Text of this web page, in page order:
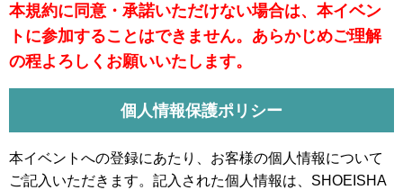
本規約に同意・承諾いただけない場合は、本イベン
トに参加することはできません。あらかじめご理解
の程よろしくお願いいたします。
個人情報保護ポリシー
本イベントへの登録にあたり、お客様の個人情報について
ご記入いただきます。記入された個人情報は、SHOEISHA